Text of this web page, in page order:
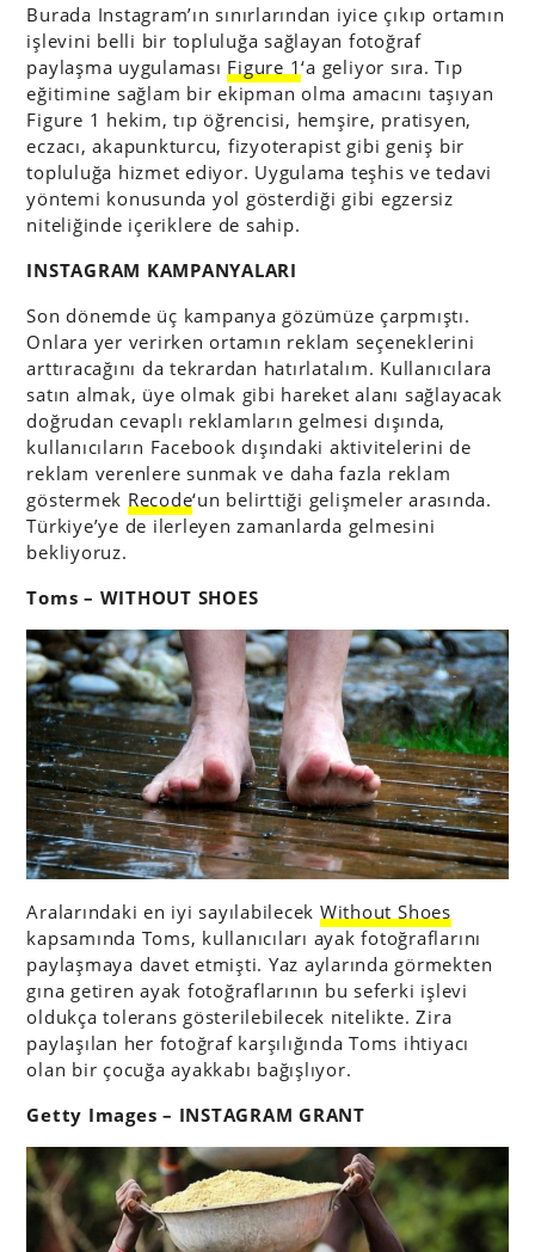
Burada Instagram’ın sınırlarından iyice çıkıp ortamın
işlevini belli bir topluluğa sağlayan fotoğraf
paylaşma uygulaması Figure 1‘a geliyor sıra. Tıp
eğitimine sağlam bir ekipman olma amacını taşıyan
Figure 1 hekim, tıp öğrencisi, hemşire, pratisyen,
eczacı, akapunkturcu, fizyoterapist gibi geniş bir
topluluğa hizmet ediyor. Uygulama teşhis ve tedavi
yöntemi konusunda yol gösterdiği gibi egzersiz
niteliğinde içeriklere de sahip.
INSTAGRAM KAMPANYALARI
Son dönemde üç kampanya gözümüze çarpmıştı.
Onlara yer verirken ortamın reklam seçeneklerini
arttıracağını da tekrardan hatırlatalım. Kullanıcılara
satın almak, üye olmak gibi hareket alanı sağlayacak
doğrudan cevaplı reklamların gelmesi dışında,
kullanıcıların Facebook dışındaki aktivitelerini de
reklam verenlere sunmak ve daha fazla reklam
göstermek Recode‘un belirttiği gelişmeler arasında.
Türkiye’ye de ilerleyen zamanlarda gelmesini
bekliyoruz.
Toms – WITHOUT SHOES
Aralarındaki en iyi sayılabilecek Without Shoes
kapsamında Toms, kullanıcıları ayak fotoğraflarını
paylaşmaya davet etmişti. Yaz aylarında görmekten
gına getiren ayak fotoğraflarının bu seferki işlevi
oldukça tolerans gösterilebilecek nitelikte. Zira
paylaşılan her fotoğraf karşılığında Toms ihtiyacı
olan bir çocuğa ayakkabı bağışlıyor.
Getty Images – INSTAGRAM GRANT